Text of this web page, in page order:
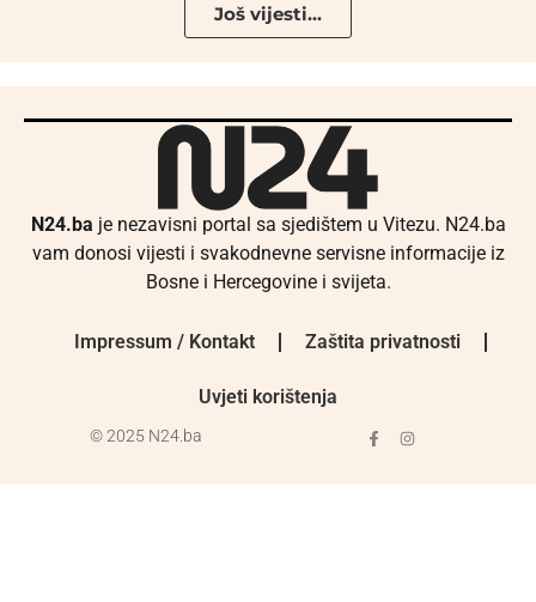
Još vijesti...
N24.ba je nezavisni portal sa sjedištem u Vitezu. N24.ba
vam donosi vijesti i svakodnevne servisne informacije iz
Bosne i Hercegovine i svijeta.
Impressum / Kontakt Zaštita privatnosti
Uvjeti korištenja
© 2025 N24.ba